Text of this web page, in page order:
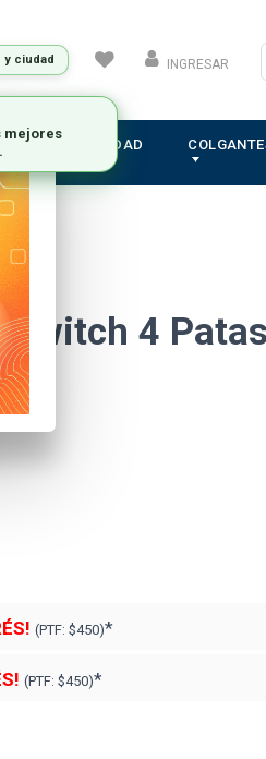
y ciudad INGRESAR
ELECTRICIDAD
4 Patas
(PTF: $450)*
(PTF: $450)*
mejores